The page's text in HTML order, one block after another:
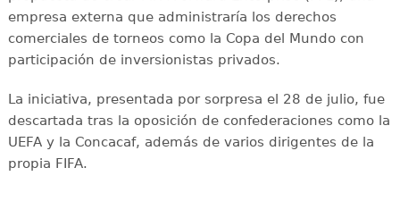
empresa externa que administraría los derechos
comerciales de torneos como la Copa del Mundo con
participación de inversionistas privados.
La iniciativa, presentada por sorpresa el 28 de julio, fue
descartada tras la oposición de confederaciones como la
UEFA y la Concacaf, además de varios dirigentes de la
propia FIFA.